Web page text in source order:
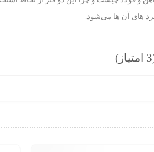
های آن ها می‌شود.